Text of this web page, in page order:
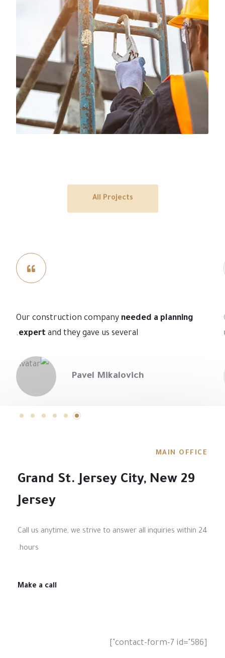
commercial building
commercial building
All Projects
Our construction company needed a planning
expertand they gave us several.
Pavel Mikalovich
MAIN OFFICE
29 Grand St. Jersey City, New
Jersey
Call us anytime, we strive to answer all inquiries within 24
hours.
Make a call